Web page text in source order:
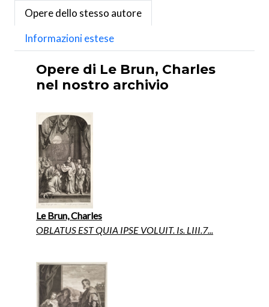
Opere dello stesso autore
Informazioni estese
Opere di Le Brun, Charles
nel nostro archivio
Le Brun, Charles
OBLATUS EST QUIA IPSE VOLUIT. Is. LIII.7...